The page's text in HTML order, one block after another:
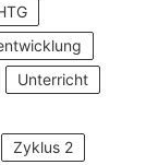
Unterricht
Zyklus 2